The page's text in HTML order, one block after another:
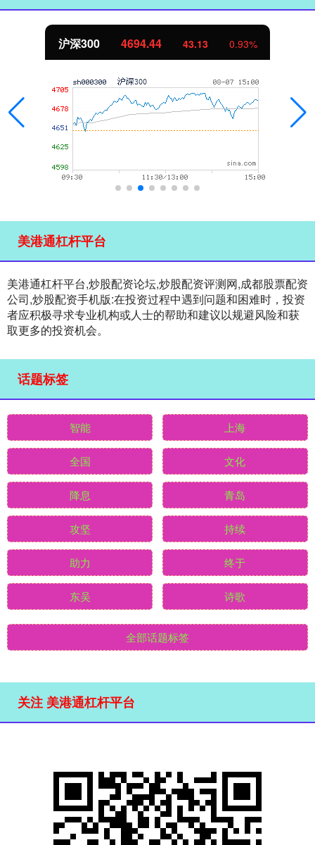
沪深300 4694.44 43.13 0.93%
美港通杠杆平台
美港通杠杆平台,炒股配资论坛,炒股配资评测网,成都股票配资
公司,炒股配资手机版:在投资过程中遇到问题和困难时，投资
者应积极寻求专业机构或人士的帮助和建议以规避风险和获
取更多的投资机会。
话题标签
智能 上海
全国 文化
降息 青岛
攻坚 持续
助力 终于
东吴 诗歌
全部话题标签
关注 美港通杠杆平台